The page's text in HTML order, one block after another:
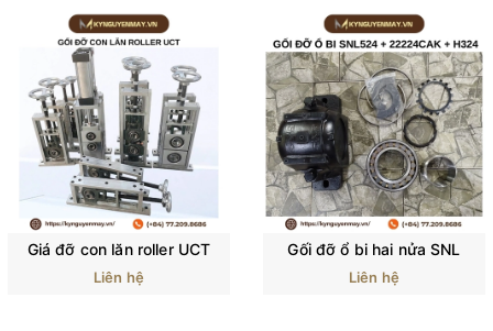
Giá đỡ con lăn roller UCT
Liên hệ
Gối đỡ ổ bi hai nửa SNL
Liên hệ